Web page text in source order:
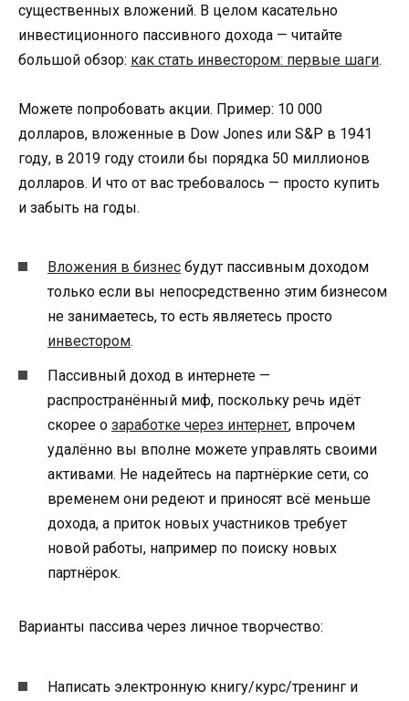
существенных вложений. В целом касательно
инвестиционного пассивного дохода — читайте
большой обзор: как стать инвестором: первые шаги.
Можете попробовать акции. Пример: 10 000
долларов, вложенные в Dow Jones или S&P в 1941
году, в 2019 году стоили бы порядка 50 миллионов
долларов. И что от вас требовалось — просто купить
и забыть на годы.
Вложения в бизнес будут пассивным доходом
только если вы непосредственно этим бизнесом
не занимаетесь, то есть являетесь просто
инвестором.
Пассивный доход в интернете —
распространённый миф, поскольку речь идёт
скорее о заработке через интернет, впрочем
удалённо вы вполне можете управлять своими
активами. Не надейтесь на партнёркие сети, со
временем они редеют и приносят всё меньше
дохода, а приток новых участников требует
новой работы, например по поиску новых
партнёрок.
Варианты пассива через личное творчество:
Написать электронную книгу/курс/тренинг и